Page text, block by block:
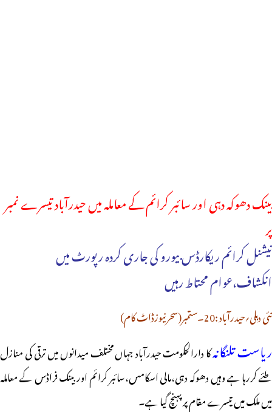
بینک دھوکہ دہی اور سائبر کرائم کے معاملہ میں حیدرآباد تیسرے نمبر
پر
نیشنل کرائم ریکارڈس بیورو کی جاری کردہ رپورٹ میں
انکشاف،عوام محتاط رہیں
نئی دہلی؍حیدرآباد :20۔ستمبر(سحرنیوزڈاٹ کام)
ریاست تلنگانہکا دارالحکومت حیدرآباد جہاں مختلف میدانوں میں ترقی کی منازل
طئے کررہا ہے وہیں دھوکہ دہی،مالی اسکامس،سائبر کرائم اور بینک فراڈس کے معاملہ
میں ملک میں تیسرے مقام پر پہنچ گیا ہے۔